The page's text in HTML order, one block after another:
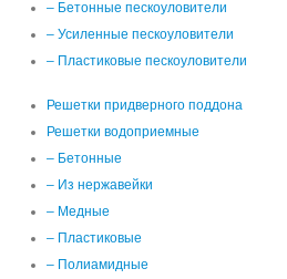
– Бетонные пескоуловители
– Усиленные пескоуловители
– Пластиковые пескоуловители
Решетки придверного поддона
Решетки водоприемные
– Бетонные
– Из нержавейки
– Медные
– Пластиковые
– Полиамидные